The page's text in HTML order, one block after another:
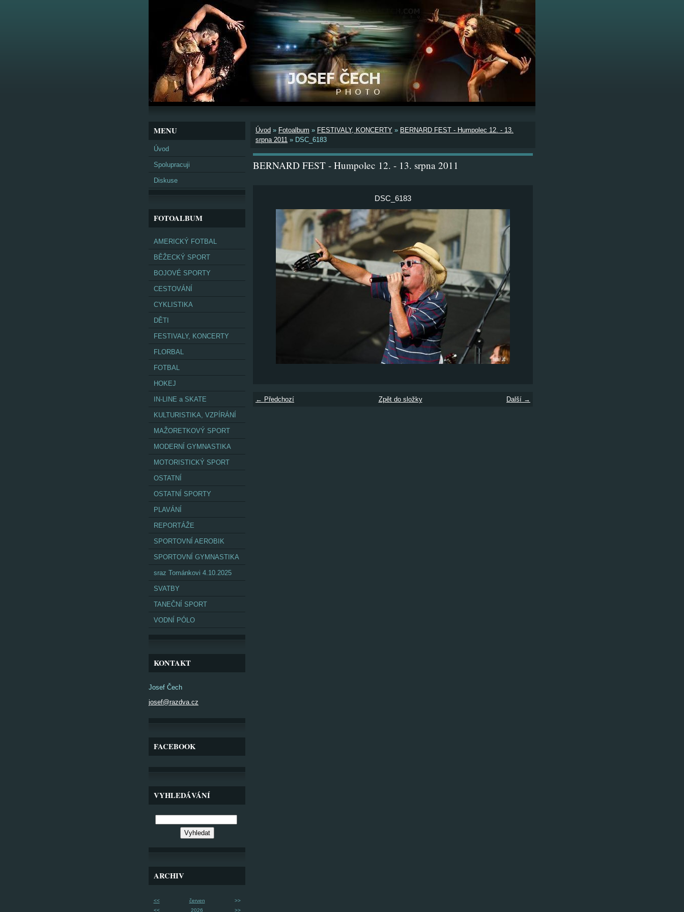
MENU
Úvod
Spolupracuji
Diskuse
FOTOALBUM
AMERICKÝ FOTBAL
BĚŽECKÝ SPORT
BOJOVÉ SPORTY
CESTOVÁNÍ
CYKLISTIKA
DĚTI
FESTIVALY, KONCERTY
FLORBAL
FOTBAL
HOKEJ
IN-LINE a SKATE
KULTURISTIKA, VZPÍRÁNÍ
MAŽORETKOVÝ SPORT
MODERNÍ GYMNASTIKA
MOTORISTICKÝ SPORT
OSTATNÍ
OSTATNÍ SPORTY
PLAVÁNÍ
REPORTÁŽE
SPORTOVNÍ AEROBIK
SPORTOVNÍ GYMNASTIKA
sraz Tománkovi 4.10.2025
SVATBY
TANEČNÍ SPORT
VODNÍ PÓLO
KONTAKT
Josef Čech
josef@razdva.cz
FACEBOOK
VYHLEDÁVÁNÍ
ARCHIV
<< červen
>>
<<
2026 >>
Úvod » Fotoalbum » FESTIVALY, KONCERTY » BERNARD FEST - Humpolec 12. - 13.
srpna 2011 » DSC_6183
BERNARD FEST - Humpolec 12. - 13. srpna 2011
DSC_6183
← Předchozí Další →
Zpět do složky